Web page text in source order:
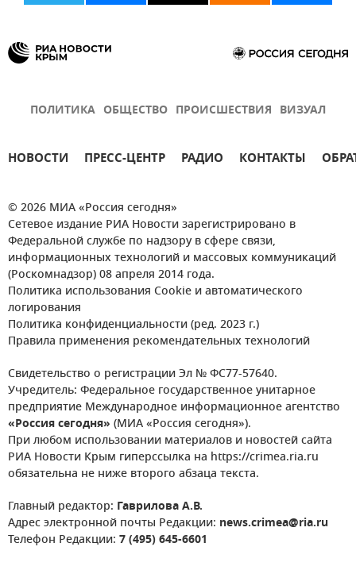
ПОЛИТИКА ОБЩЕСТВО ПРОИСШЕСТВИЯ ВИЗУАЛ
НОВОСТИ ПРЕСС-ЦЕНТР РАДИО КОНТАКТЫ
© 2026 МИА «Россия сегодня»
Сетевое издание РИА Новости зарегистрировано в
Федеральной службе по надзору в сфере связи,
информационных технологий и массовых коммуникаций
(Роскомнадзор) 08 апреля 2014 года.
Политика использования Cookie и автоматического
логирования
Политика конфиденциальности (ред. 2023 г.)
Правила применения рекомендательных технологий
Свидетельство о регистрации Эл № ФС77-57640.
Учредитель: Федеральное государственное унитарное
предприятие Международное информационное агентство
«Россия сегодня» (МИА «Россия сегодня»).
При любом использовании материалов и новостей сайта
РИА Новости Крым гиперссылка на https://crimea.ria.ru
обязательна не ниже второго абзаца текста.
Главный редактор: Гаврилова А.В.
Адрес электронной почты Редакции: news.crimea@ria.ru
Телефон Редакции: 7 (495) 645-6601